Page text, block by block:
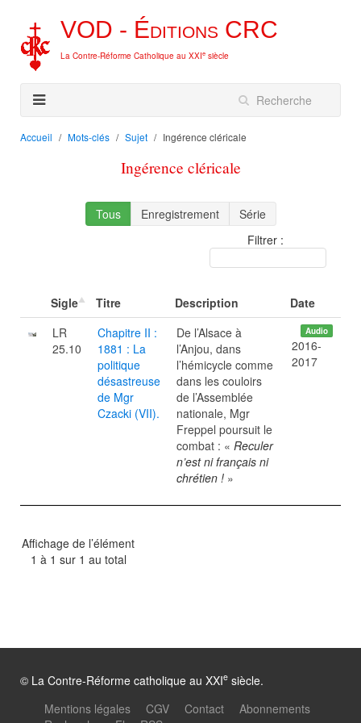
VOD - Éditions CRC
La Contre-Réforme Catholique au XXIe siècle
Accueil Mots-clés Sujet Ingérence cléricale
Ingérence cléricale
Tous Enregistrement
Série
Filtrer :
Sigle Titre Description
Date
LR
25.10
Chapitre II :
1881 : La
politique
désastreuse
de Mgr
Czacki (VII).
De l’Alsace à
l’Anjou, dans
l’hémicycle comme
dans les couloirs
de l’Assemblée
nationale, Mgr
Freppel poursuit le
combat : « Reculer
n’est ni français ni
chrétien ! »
Audio
2016-
2017
Affichage de l’élément
1 à 1 sur 1 au total
© La Contre-Réforme catholique au XXIe siècle.
Mentions légales
CGV Contact
Abonnements